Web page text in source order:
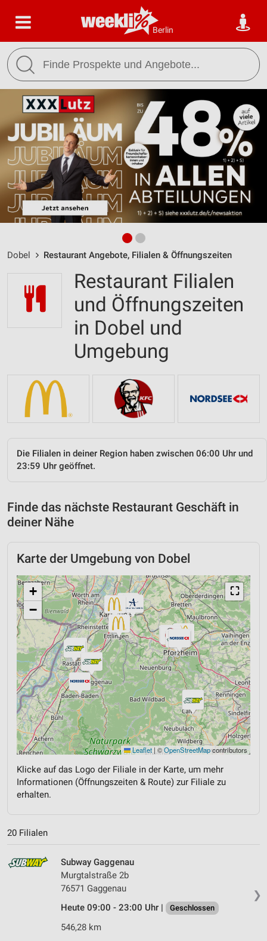
Berlin
Dobel Restaurant Angebote, Filialen & Öffnungszeiten
Restaurant Filialen
und Öffnungszeiten
in Dobel und
Umgebung
Die Filialen in deiner Region haben zwischen 06:00 Uhr und
23:59 Uhr geöffnet.
Finde das nächste Restaurant Geschäft in
deiner Nähe
Karte der Umgebung von Dobel
⛶
+
−
Leaflet | ©OpenStreetMapcontributors
Klicke auf das Logo der Filiale in der Karte, um mehr
Informationen (Öffnungszeiten & Route) zur Filiale zu
erhalten.
20 Filialen
❯
Subway Gaggenau
Murgtalstraße 2b
76571 Gaggenau
Heute 09:00 - 23:00 Uhr |
Geschlossen
546,28 km